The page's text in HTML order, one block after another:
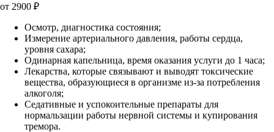
от 2900 ₽
Осмотр, диагностика состояния;
Измерение артериального давления, работы сердца,
уровня сахара;
Одинарная капельница, время оказания услуги до 1 часа;
Лекарства, которые связывают и выводят токсические
вещества, образующиеся в организме из-за потребления
алкоголя;
Седативные и успокоительные препараты для
нормальзации работы нервной системы и купирования
тремора.